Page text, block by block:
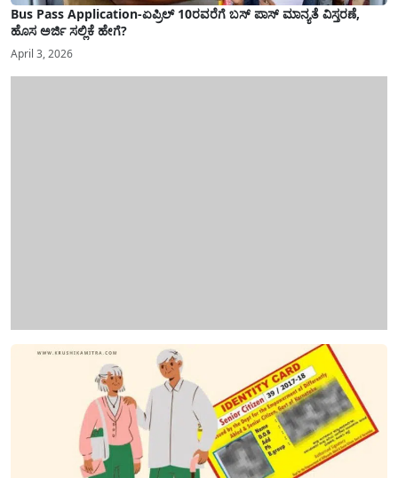
Bus Pass Application-ಏಪ್ರಿಲ್ 10ರವರೆಗೆ ಬಸ್ ಪಾಸ್ ಮಾನ್ಯತೆ ವಿಸ್ತರಣೆ,
ಹೊಸ ಅರ್ಜಿ ಸಲ್ಲಿಕೆ ಹೇಗೆ?
April 3, 2026